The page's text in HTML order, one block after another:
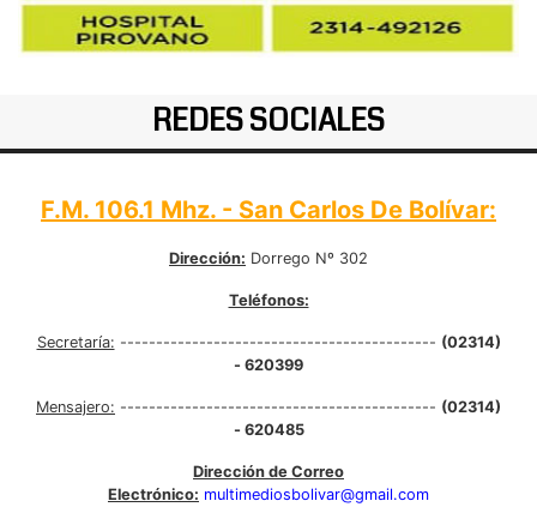
REDES SOCIALES
F.M. 106.1 Mhz. - San Carlos De Bolívar:
Dirección: Dorrego Nº 302
Teléfonos:
Secretaría: -------------------------------------------- (02314)
- 620399
Mensajero: -------------------------------------------- (02314)
- 620485
Dirección de Correo
Electrónico: multimediosbolivar@gmail.com